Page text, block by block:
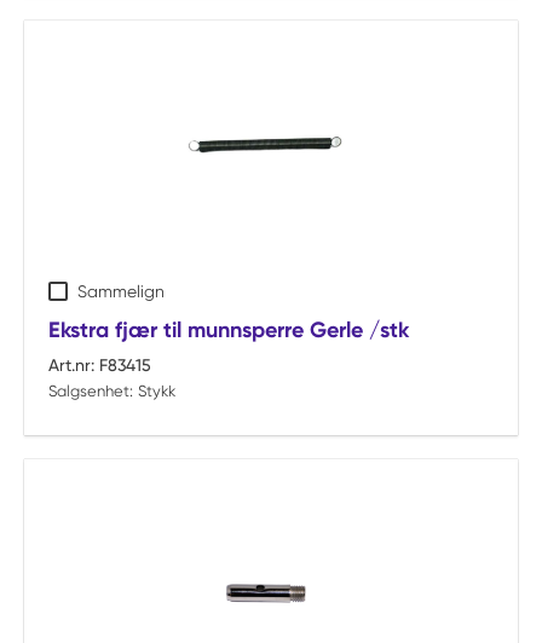
Sammelign
Ekstra fjær til munnsperre Gerle /stk
Art.nr: F83415
Salgsenhet: Stykk